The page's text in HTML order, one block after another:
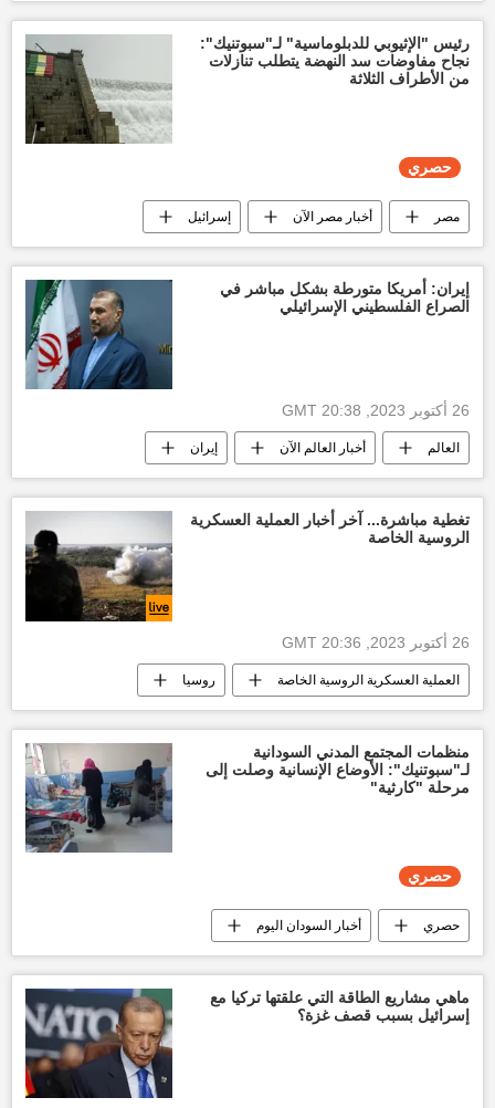
أخبار أوكرانيا العملية العسكرية الروسية الخاصة
رئيس "الإثيوبي للدبلوماسية" لـ"سبوتنيك":
نجاح مفاوضات سد النهضة يتطلب تنازلات
من الأطراف الثلاثة
حصري
مصر أخبار مصر الآن إسرائيل
أخبار سد النهضة الإثيوبي حصري
العالم العربي
إيران: أمريكا متورطة بشكل مباشر في
الصراع الفلسطيني الإسرائيلي
26 أكتوبر 2023, 20:38 GMT
العالم أخبار العالم الآن إيران
الولايات المتحدة الأمريكية أخبار فلسطين اليوم
إسرائيل طوفان الأقصى
تغطية مباشرة... آخر أخبار العملية العسكرية
الروسية الخاصة
26 أكتوبر 2023, 20:36 GMT
العملية العسكرية الروسية الخاصة روسيا
رصد عسكري
منظمات المجتمع المدني السودانية
لـ"سبوتنيك": الأوضاع الإنسانية وصلت إلى
مرحلة "كارثية"
حصري
حصري أخبار السودان اليوم
الجيش السوداني قوات الدعم السريع السودانية
العالم العربي الأخبار
ماهي مشاريع الطاقة التي علقتها تركيا مع
إسرائيل بسبب قصف غزة؟